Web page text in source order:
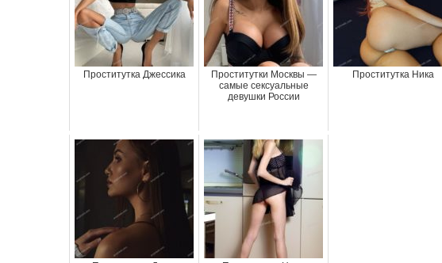
Проститутка Джессика
Проститутки Москвы —
самые сексуальные
девушки России
Проститутка Ника